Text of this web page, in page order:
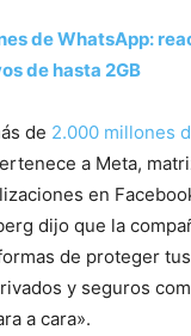
de WhatsApp:
de hasta 2GB
de 2.000 millones
a Meta,
en
dijo que la
de proteger
y seguros
a cara».